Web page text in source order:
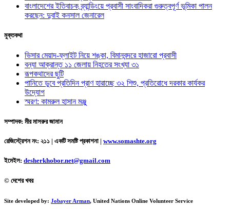
বাংলাদেশের ইতিবাচক ব্র্যান্ডিংয়ে প্রবাসী সাংবাদিকরা গুরুত্বপূর্ণ ভূমিকা পালন
করছেন: দুবাই কনসাল জেনারেল
মুক্তকথা
ভিসার মেয়াদ-ফ্লাইট নিয়ে শঙ্কা, বিমানবন্দরে হাজারো প্রবাসী
বন্যা আক্রান্ত ১১ জেলায় নিহতের সংখ্যা ৩১
রূপকথাদের ছুটি
পানিতে ডুবে প্রতিদিন প্রাণ হারাচ্ছে ৩২ শিশু, প্রতিরোধে দরকার কার্যকর
উদ্যোগ
স্মরণ: কামরুল হাসান মঞ্জু
সম্পাদক: মীর মাসরুর জামান
রেজিস্ট্রেশন নং: ২১১ | একটি সমষ্টি প্রকাশনা | www.somashte.org
ইমেইল: desherkhobor.net@gmail.com
© দেশের খবর
Site developed by: Jobayer Arman, United Nations Online Volunteer Service